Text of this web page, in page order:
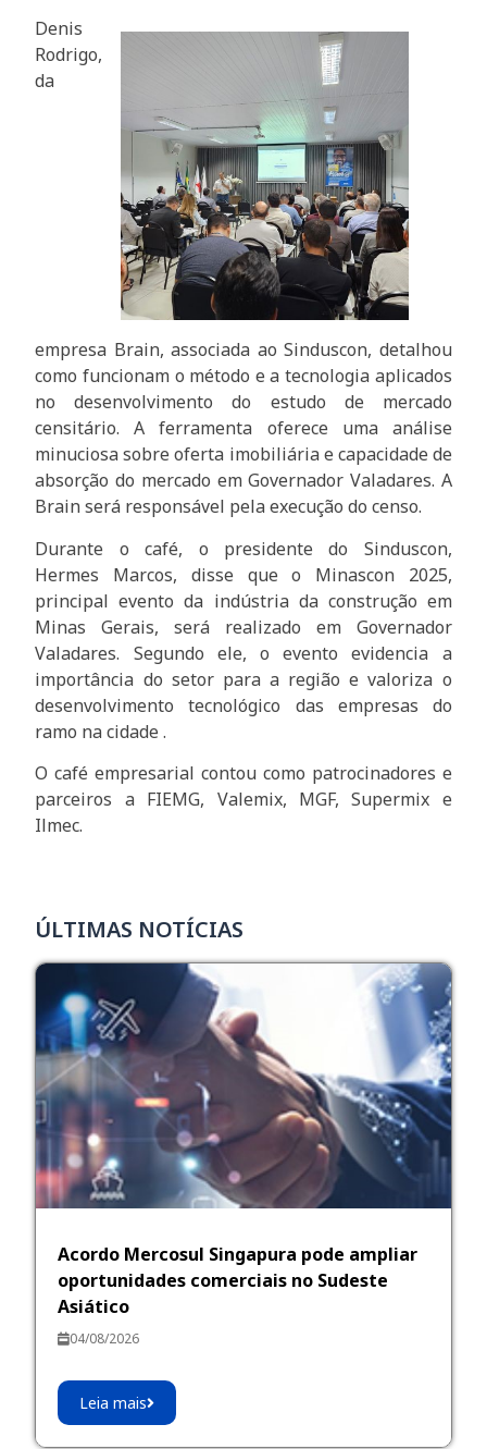
Denis
Rodrigo,
da
empresa Brain, associada ao Sinduscon, detalhou
como funcionam o método e a tecnologia aplicados
no desenvolvimento do estudo de mercado
censitário. A ferramenta oferece uma análise
minuciosa sobre oferta imobiliária e capacidade de
absorção do mercado em Governador Valadares. A
Brain será responsável pela execução do censo.
Durante o café, o presidente do Sinduscon,
Hermes Marcos, disse que o Minascon 2025,
principal evento da indústria da construção em
Minas Gerais, será realizado em Governador
Valadares. Segundo ele, o evento evidencia a
importância do setor para a região e valoriza o
desenvolvimento tecnológico das empresas do
ramo na cidade .
O café empresarial contou como patrocinadores e
parceiros a FIEMG, Valemix, MGF, Supermix e
Ilmec.
ÚLTIMAS NOTÍCIAS
Acordo Mercosul Singapura pode ampliar
oportunidades comerciais no Sudeste
Asiático
04/08/2026
Leia mais